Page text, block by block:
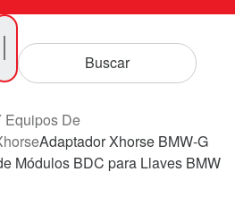
Buscar
Equipos De
Adaptador Xhorse BMW-G
Módulos BDC para Llaves BMW